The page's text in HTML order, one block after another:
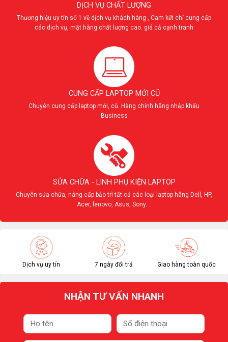
DỊCH VỤ CHẤT LƯỢNG
Thương hiệu uy tín số 1 về dịch vụ khách hàng , Cam kết chỉ cung cấp
các dịch vụ, mặt hàng chất lượng cao. giá cả cạnh tranh
CUNG CẤP LAPTOP MỚI CŨ
Chuyên cung cấp laptop mới, cũ. Hàng chính hãng nhập khẩu
Business
SỬA CHỮA - LINH PHỤ KIỆN LAPTOP
Chuyên sửa chữa, nâng cấp bảo trì tất cả các loại laptop hãng Dell, HP,
Acer, lenovo, Asus, Sony....
Dịch vụ uy tín 7 ngày đổi trả Giao hàng toàn quốc
NHẬN TƯ VẤN NHANH